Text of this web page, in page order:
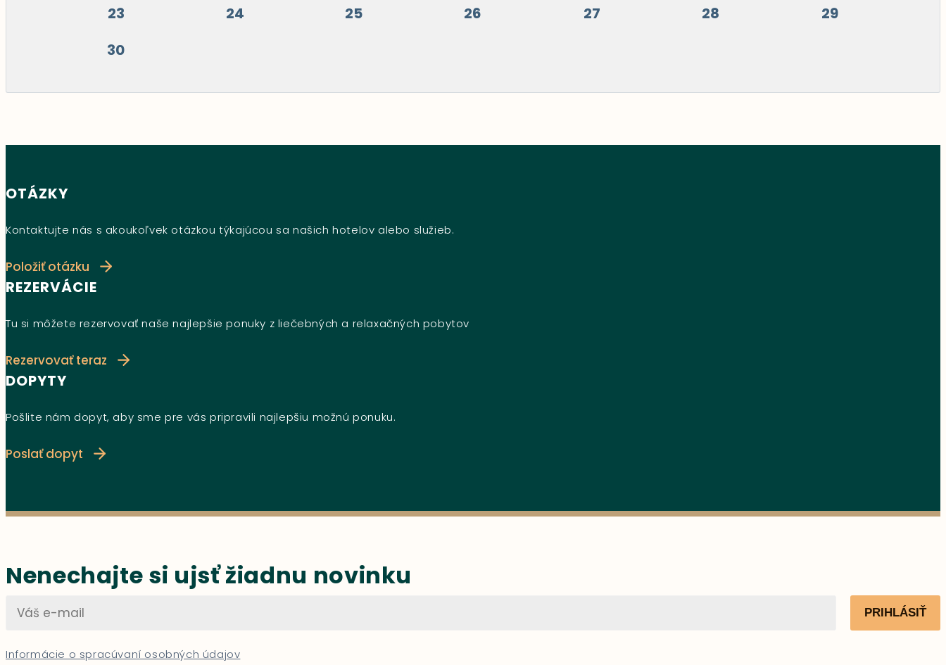
23
24 25 26 27 28
29
30
OTÁZKY
Kontaktujte nás s akoukoľvek otázkou týkajúcou sa našich hotelov alebo služieb.
Položiť otázku
REZERVÁCIE
Tu si môžete rezervovať naše najlepšie ponuky z liečebných a relaxačných pobytov
Rezervovať teraz
DOPYTY
Pošlite nám dopyt, aby sme pre vás pripravili najlepšiu možnú ponuku.
Poslať dopyt
Nenechajte si ujsť žiadnu novinku
PRIHLÁSIŤ
Informácie o spracúvaní osobných údajov